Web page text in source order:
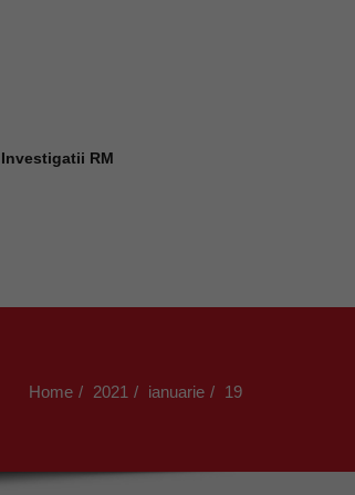
Investigatii RM
Home 2021 ianuarie 19